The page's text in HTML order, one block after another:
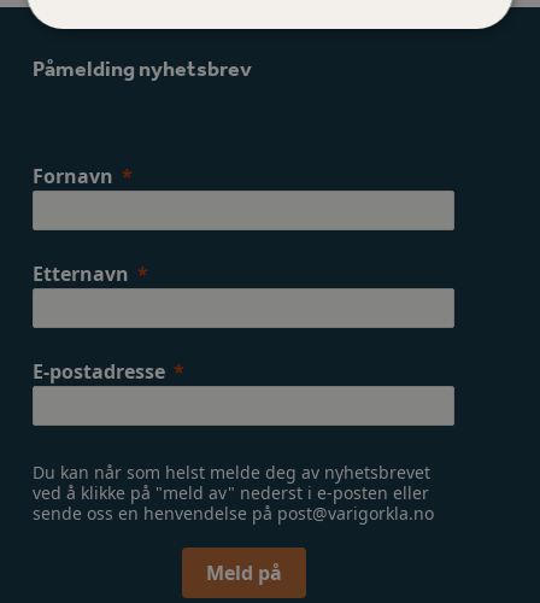
post:
Påmelding nyhetsbrev
Fornavn
Etternavn
E-postadresse
Du kan når som helst melde deg av nyhetsbrevet
ved å klikke på "meld av" nederst i e-posten eller
sende oss en henvendelse på post@varigorkla.no
Meld på